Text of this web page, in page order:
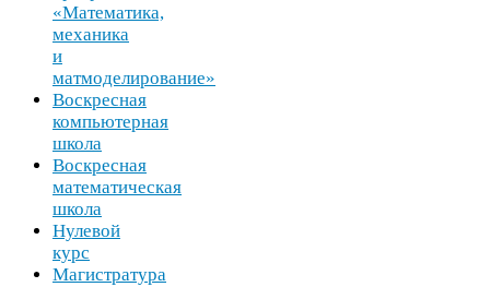
«Математика,
механика
и
матмоделирование»
Воскресная
компьютерная
школа
Воскресная
математическая
школа
Нулевой
курс
Магистратура